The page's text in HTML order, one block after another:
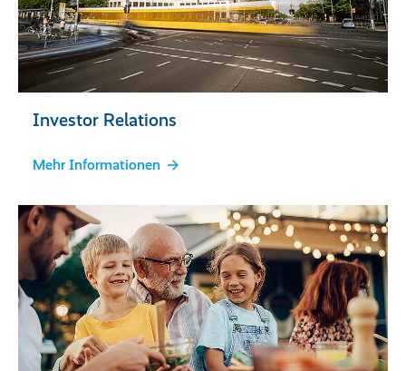
Investor Relations
Mehr Informationen